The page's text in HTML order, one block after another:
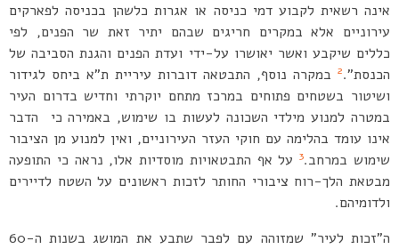
אינה רשאית לקבוע דמי כניסה או אגרות כלשהן בכניסה לפארקים
עירוניים אלא במקרים חריגים שבהם יתיר זאת שר הפנים, לפי
כללים שיקבע ואשר יאושרו על-ידי ועדת הפנים והגנת הסביבה של
הכנסת”.2 במקרה נוסף, התבטאה דוברות עיריית ת”א ביחס לגידור
ושיטור בשטחים פתוחים במרכז מתחם יוקרתי וחדיש בדרום העיר
במטרה למנוע מילדי השכונה לעשות בו שימוש, באמירה כי הדבר
אינו עומד בהלימה עם חוקי העזר העירוניים, ואין למנוע מן הציבור
שימוש במרחב.3על אף התבטאויות מוסדיות אלו, נראה כי התופעה
מבטאת הלך-רוח ציבורי החותר לזכות ראשונים על השטח לדיירים
ולדומיהם.
ה”זכות לעיר” שמזוהה עם לפבר שתבע את המושג בשנות ה-60